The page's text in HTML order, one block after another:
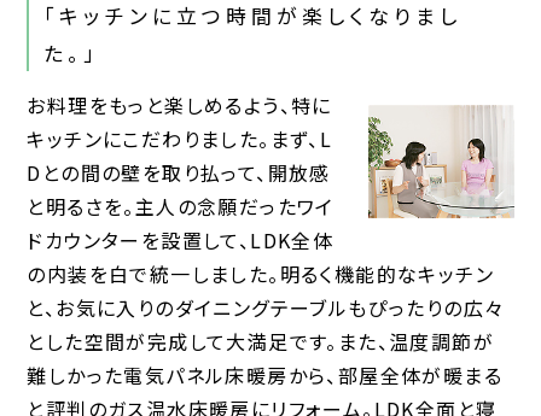
「キッチンに立つ時間が楽しくなりまし
た。」
お料理をもっと楽しめるよう、特に
キッチンにこだわりました。まず、L
Dとの間の壁を取り払って、開放感
と明るさを。主人の念願だったワイ
ドカウンターを設置して、LDK全体
の内装を白で統一しました。明るく機能的なキッチン
と、お気に入りのダイニングテーブルもぴったりの広々
とした空間が完成して大満足です。また、温度調節が
難しかった電気パネル床暖房から、部屋全体が暖まる
と評判のガス温水床暖房にリフォーム。LDK全面と寝